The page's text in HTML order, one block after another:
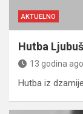
AKTUELNO
Hutba
13 godina ago
Hutba iz